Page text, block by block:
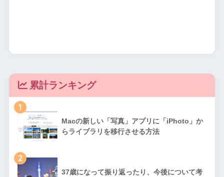
累計ランキング
1
Macの新しい「写真」アプリに「iPhoto」か
らライブラリを移行させる方法
2
37歳になって振り返ったり、今後について考